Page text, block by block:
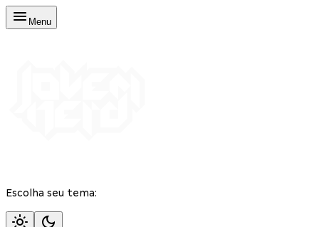
Menu
Escolha seu tema: